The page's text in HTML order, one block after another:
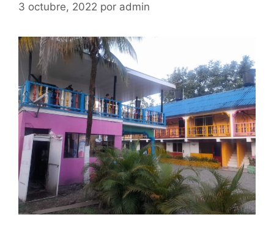
3 octubre, 2022 por admin